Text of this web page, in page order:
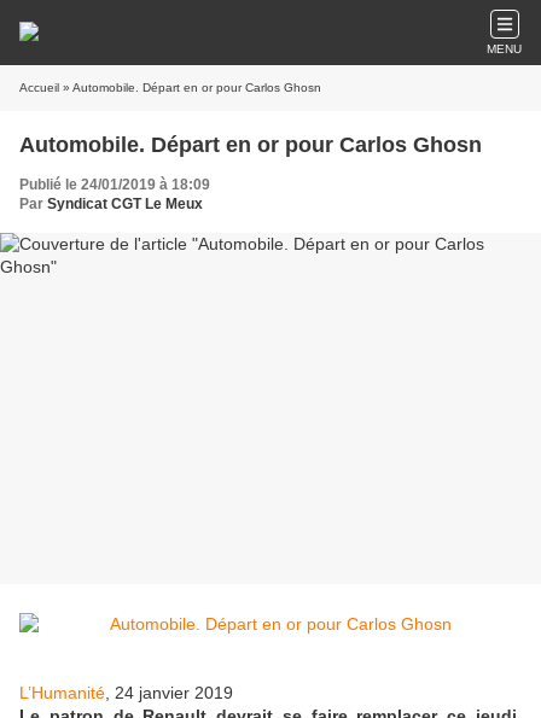
MENU
Accueil » Automobile. Départ en or pour Carlos Ghosn
Automobile. Départ en or pour Carlos Ghosn
Publié le 24/01/2019 à 18:09
Par Syndicat CGT Le Meux
L’Humanité , 24 janvier 2019